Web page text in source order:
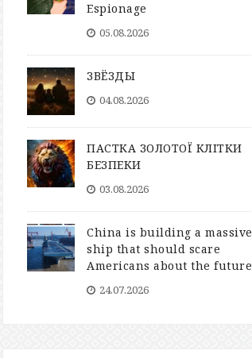
Espionage
05.08.2026
ЗВЁЗДЫ
04.08.2026
ПАСТКА ЗОЛОТОЇ КЛІТКИ
БЕЗПЕКИ
03.08.2026
China is building a massive
ship that should scare
Americans about the future
24.07.2026